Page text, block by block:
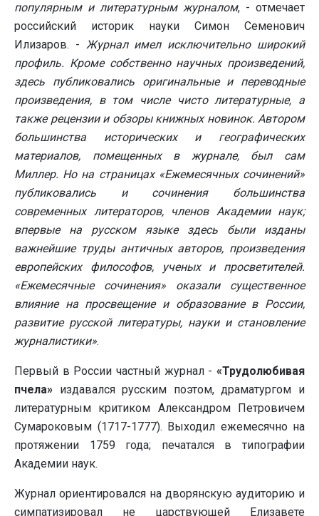
популярным и литературным журналом, - отмечает
российский историк науки Симон Семенович
Илизаров. - Журнал имел исключительно широкий
профиль. Кроме собственно научных произведений,
здесь публиковались оригинальные и переводные
произведения, в том числе чисто литературные, а
также рецензии и обзоры книжных новинок. Автором
большинства исторических и географических
материалов, помещенных в журнале, был сам
Миллер. Но на страницах «Ежемесячных сочинений»
публиковались и сочинения большинства
современных литераторов, членов Академии наук;
впервые на русском языке здесь были изданы
важнейшие труды античных авторов, произведения
европейских философов, ученых и просветителей.
«Ежемесячные сочинения» оказали существенное
влияние на просвещение и образование в России,
развитие русской литературы, науки и становление
журналистики».
Первый в России частный журнал - «Трудолюбивая
пчела» издавался русским поэтом, драматургом и
литературным критиком Александром Петровичем
Сумароковым (1717-1777). Выходил ежемесячно на
протяжении 1759 года; печатался в типографии
Академии наук.
Журнал ориентировался на дворянскую аудиторию и
симпатизировал не царствующей Елизавете